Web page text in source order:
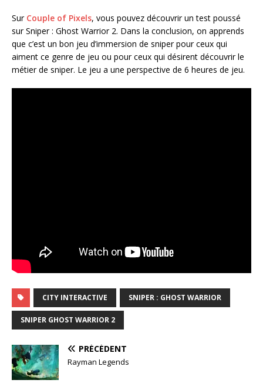
Sur Couple of Pixels, vous pouvez découvrir un test poussé
sur Sniper : Ghost Warrior 2. Dans la conclusion, on apprends
que c’est un bon jeu d’immersion de sniper pour ceux qui
aiment ce genre de jeu ou pour ceux qui désirent découvrir le
métier de sniper. Le jeu a une perspective de 6 heures de jeu.
CITY INTERACTIVE SNIPER : GHOST WARRIOR
SNIPER GHOST WARRIOR 2
PRÉCÉDENT
Rayman Legends